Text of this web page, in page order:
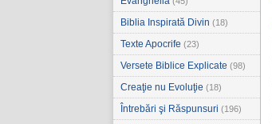
Biblia Inspirată Divin (18)
Texte Apocrife (23)
Versete Biblice Explicate (98)
Creaţie nu Evoluţie (18)
Întrebări şi Răspunsuri (196)